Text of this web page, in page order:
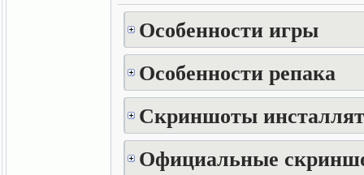
Особенности игры
Особенности репака
Скриншоты
Официальные